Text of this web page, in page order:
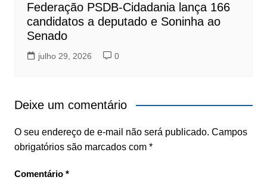
Federação PSDB-Cidadania lança 166
candidatos a deputado e Soninha ao
Senado
julho 29, 2026 0
Deixe um comentário
O seu endereço de e-mail não será publicado. Campos
obrigatórios são marcados com *
Comentário *